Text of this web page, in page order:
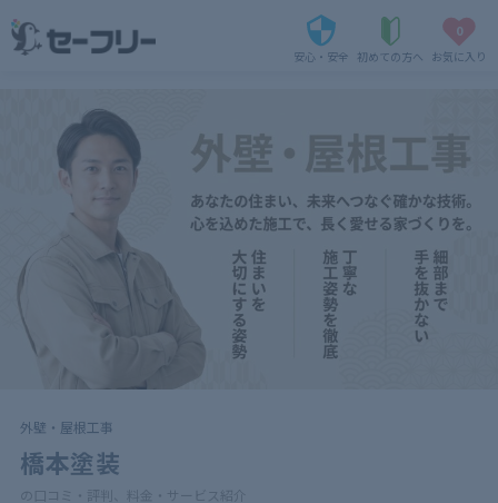
安心・安全 初めての方へ
0
お気に入り
外壁・屋根工事
橋本塗装
の口コミ・評判、料金・サービス紹介